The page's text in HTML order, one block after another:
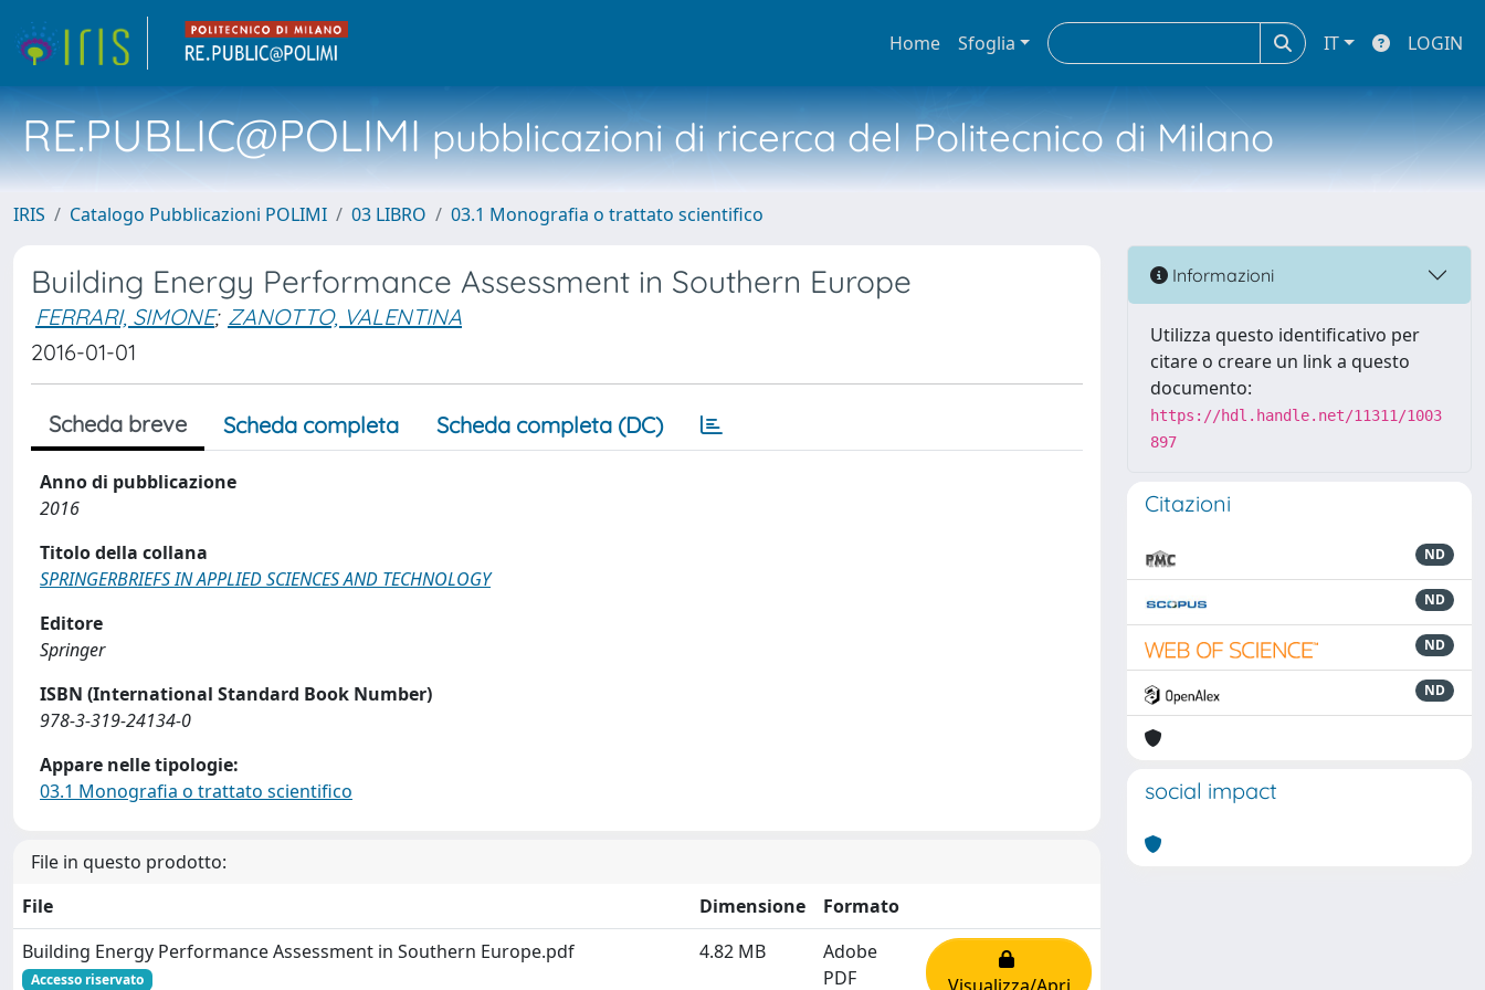
Home Sfoglia IT LOGIN
RE.PUBLIC@POLIMIpubblicazioni di ricerca del Politecnico di Milano
IRIS Catalogo Pubblicazioni POLIMI 03 LIBRO 03.1 Monografia o trattato scientifico
Building Energy Performance Assessment in Southern Europe
FERRARI, SIMONE; ZANOTTO, VALENTINA
2016-01-01
Scheda breve Scheda completa Scheda completa (DC)
Anno di pubblicazione
2016
Titolo della collana
SPRINGERBRIEFS IN APPLIED SCIENCES AND TECHNOLOGY
Editore
Springer
ISBN (International Standard Book Number)
978-3-319-24134-0
Appare nelle tipologie:
03.1 Monografia o trattato scientifico
File in questo prodotto:
File
Dimensione
Formato
Building Energy Performance Assessment in Southern Europe.pdf
Accesso riservato
4.82 MB
Adobe
PDF
Informazioni
Utilizza questo identificativo per
citare o creare un link a questo
documento:
https://hdl.handle.net/11311/1003
897
Citazioni
ND
ND
ND
ND
social impact